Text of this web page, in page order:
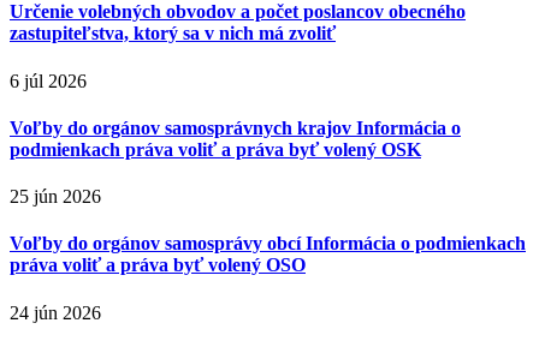
Určenie volebných obvodov a počet poslancov obecného
zastupiteľstva, ktorý sa v nich má zvoliť
6 júl 2026
Voľby do orgánov samosprávnych krajov Informácia o
podmienkach práva voliť a práva byť volený OSK
25 jún 2026
Voľby do orgánov samosprávy obcí Informácia o podmienkach
práva voliť a práva byť volený OSO
24 jún 2026